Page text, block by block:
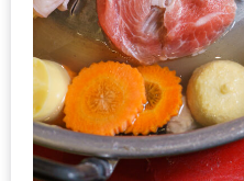
ทะเล
เผา
เชียงใหม่
งบ
ไม่
บาน